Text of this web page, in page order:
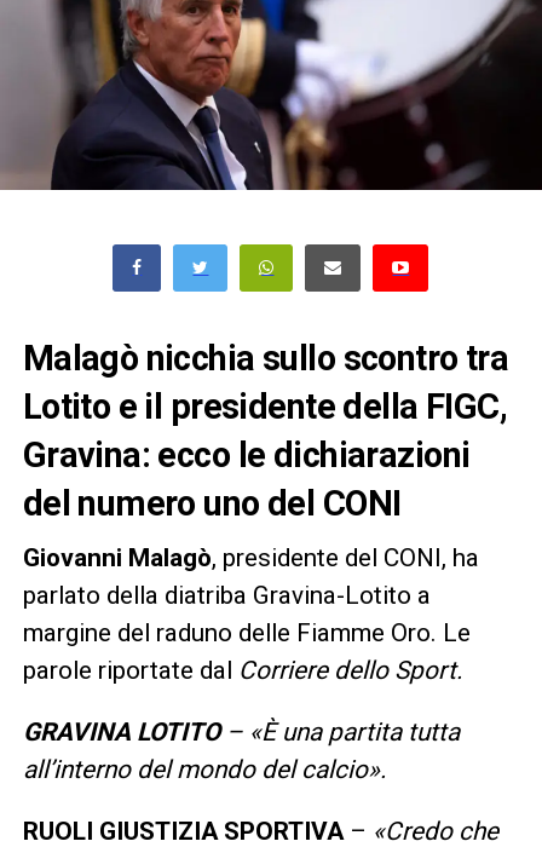
Malagò nicchia sullo scontro tra
Lotito e il presidente della FIGC,
Gravina: ecco le dichiarazioni
del numero uno del CONI
Giovanni Malagò, presidente del CONI, ha
parlato della diatriba Gravina-Lotito a
margine del raduno delle Fiamme Oro. Le
parole riportate dal Corriere dello Sport.
GRAVINA LOTITO– «È una partita tutta
all’interno del mondo del calcio».
RUOLI GIUSTIZIA SPORTIVA– «Credo che